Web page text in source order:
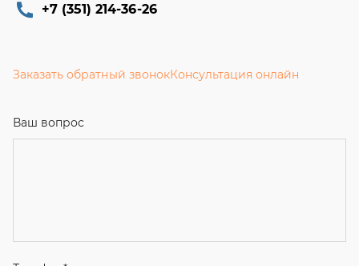
+7 (351) 214-36-26
Заказать обратный звонокКонсультация онлайн
Ваш вопрос